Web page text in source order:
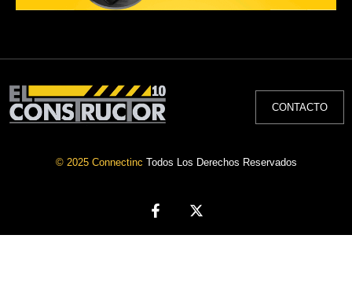
CONTACTO
© 2025 Connectinc Todos Los Derechos Reservados